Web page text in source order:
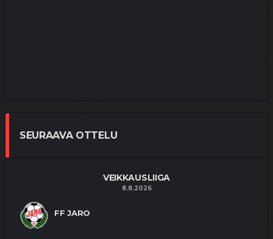
SEURAAVA OTTELU
VEIKKAUSLIIGA
8.8.2026
FF JARO